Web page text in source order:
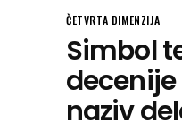
ČETVRTA DIMENZIJA
Simbol
decenije
naziv